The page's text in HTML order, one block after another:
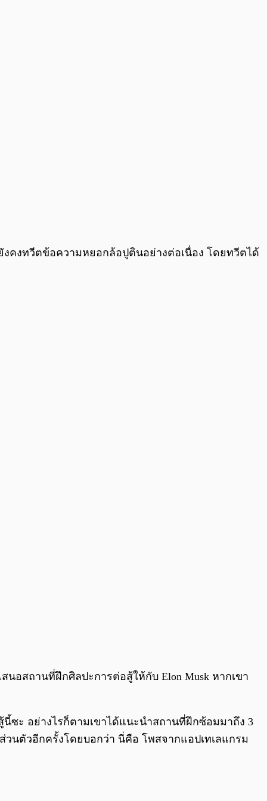
0:00 0:00
คงทวีตข้อความหยอกล้อปูตินอย่างต่อเนื่อง โดยทวีตได้
นอสถานที่ฝึกศิลปะการต่อสู้ให้กับ Elon Musk หากเขา
ซะ อย่างไรก็ตามเขาได้แนะนำสถานที่ฝึกซ้อมมาถึง 3
วนตัวอีกครั้งโดยบอกว่า นี่คือ โพสจากแอปเทเลแกรม